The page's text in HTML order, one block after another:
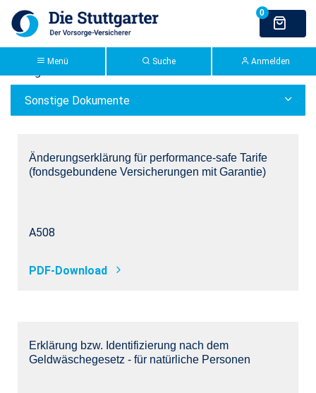
Zum Hauptinhalt springen
Menü Suche Anmelden
>Stuttgarter Extranet: Die
Stuttgarter
Verkaufsunterstützung
Sonstige Dokumente
Sonstige Dokumente
Änderungserklärung für performance-safe Tarife
(fondsgebundene Versicherungen mit Garantie)
A508
PDF-Download
Erklärung bzw. Identifizierung nach dem
Geldwäschegesetz - für natürliche Personen